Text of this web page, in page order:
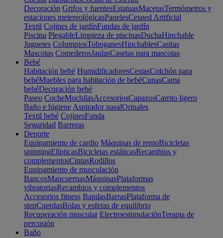
Decoración Grifos y fuentesEstatuasMacetasTermómetros y
estaciones metereológicasPanelesCesped Artificial
Textil Cojines de jardínFundas de jardín
Piscina PlegableLimpieza de piscinasDuchaHinchable
Juguetes ColumpiosToboganesHinchablesCasitas
Mascotas ComederosJaulasCasetas para mascotas
Bebé
Habitación bebé HumidificadoresCestasColchón para
bebéMuebles para habitación de bebéCunasCama
bebéDecoración bebé
Paseo CocheMochilasAccesoriosCapazosCarrito ligero
Baño e higiene Aspirador nasalOrinales
Textil bebé CojinesFunda
Seguridad Barreras
Deporte
Equipamiento de cardio Máquinas de remoBicicletas
spinningElípticasBicicletas estáticasRecambios y
complementosCintasRodillos
Equipamiento de musculación
BancosMancuernasMáquinasPlataformas
vibratoriasRecambios y complementos
Accesorios fitness BandasBarrasPlataforma de
stepCuerdasBolas y esferas de equilibrio
Recuperación muscular ElectroestimulaciónTerapia de
percusión
Baño